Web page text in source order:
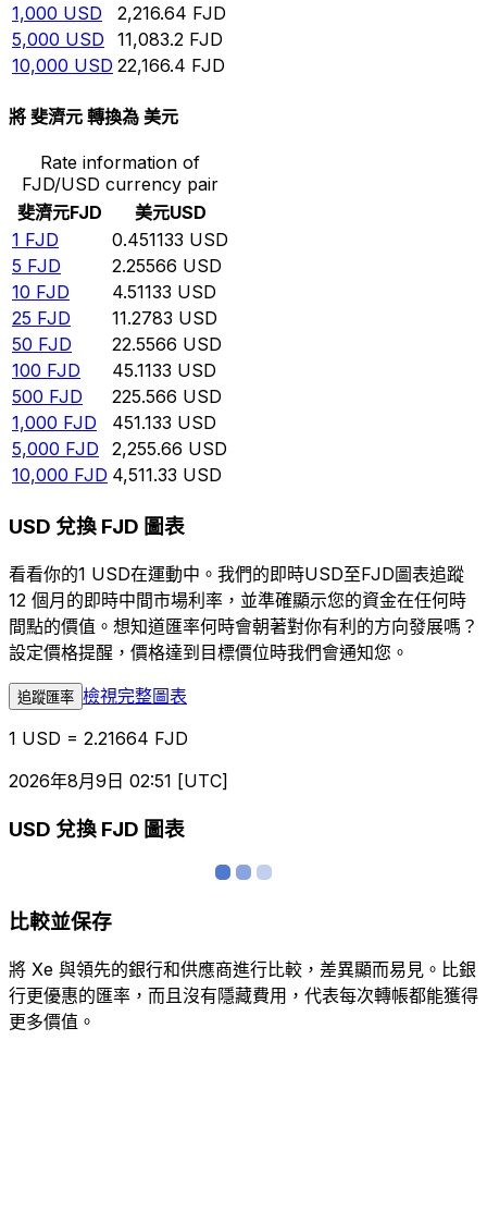
1,000 USD 2,216.64 FJD
5,000 USD 11,083.2 FJD
10,000 USD 22,166.4 FJD
將 斐濟元 轉換為 美元
Rate information of
FJD/USD currency pair
斐濟元FJD 美元USD
1 FJD 0.451133 USD
5 FJD 2.25566 USD
10 FJD 4.51133 USD
25 FJD 11.2783 USD
50 FJD 22.5566 USD
100 FJD 45.1133 USD
500 FJD 225.566 USD
1,000 FJD 451.133 USD
5,000 FJD 2,255.66 USD
10,000 FJD 4,511.33 USD
USD 兌換 FJD 圖表
看看你的1 USD在運動中。我們的即時USD至FJD圖表追蹤
12 個月的即時中間市場利率，並準確顯示您的資金在任何時
間點的價值。想知道匯率何時會朝著對你有利的方向發展嗎？
設定價格提醒，價格達到目標價位時我們會通知您。
追蹤匯率 檢視完整圖表
1 USD = 2.21664 FJD
2026年8月9日 02:51 [UTC]
USD 兌換 FJD 圖表
比較並保存
將 Xe 與領先的銀行和供應商進行比較，差異顯而易見。比銀
行更優惠的匯率，而且沒有隱藏費用，代表每次轉帳都能獲得
更多價值。